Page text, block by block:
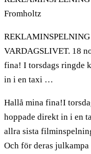
Fromholtz
VARDAGSLIVET. 18
fina! I torsdags ringde
in i en taxi …
Hallå mina fina!I
hoppade direkt in i en
allra sista
Och för deras julkampa